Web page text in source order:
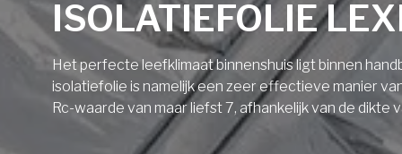
ISOLATIEFOLIE
Het perfecte leefklimaat binnenshuis ligt binnen
isolatiefolie is namelijk een zeer effectieve manier
Rc-waarde van maar liefst 7, afhankelijk van de dikte